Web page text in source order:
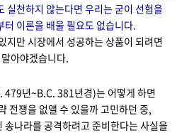
실천하지 않는다면 우리는 굳이 선험을
이론을 배울 필요도 없습니다.
지만 시장에서 성공하는 상품이 되려면
아야겠습니다.
479년~B.C. 381년경)는 어떻게 하면
전쟁을 없앨 수 있을까 고민하던 중,
송나라를 공격하려고 준비한다는 사실을